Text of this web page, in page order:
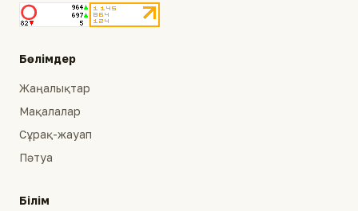
Бөлімдер
Жаңалықтар
Мақалалар
Сұрақ-жауап
Пәтуа
Білім